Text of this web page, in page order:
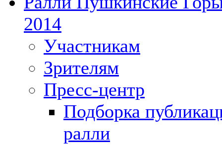
2014
Участникам
Зрителям
Пресс-центр
Подборка
ралли